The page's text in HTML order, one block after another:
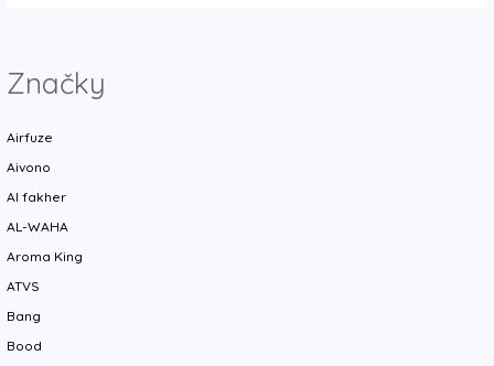
Značky
Airfuze
Aivono
Al fakher
AL-WAHA
Aroma King
ATVS
Bang
Bood